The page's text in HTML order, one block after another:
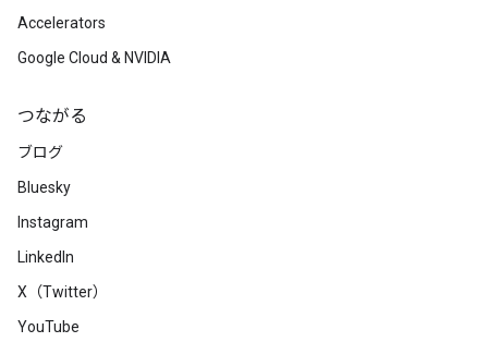
Accelerators
Google Cloud & NVIDIA
つながる
ブログ
Bluesky
Instagram
LinkedIn
X（Twitter）
YouTube